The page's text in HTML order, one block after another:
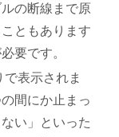
の断線まで原
ともあります
要です。
表示されま
間にか止まっ
い」といった